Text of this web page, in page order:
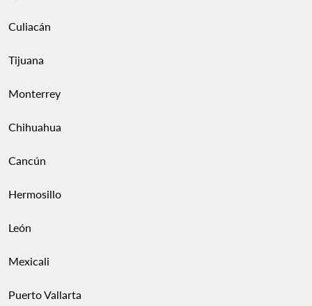
Culiacán
Tijuana
Monterrey
Chihuahua
Cancún
Hermosillo
León
Mexicali
Puerto Vallarta